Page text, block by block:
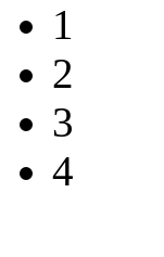
1
2
3
4